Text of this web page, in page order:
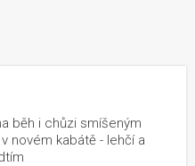
běh i chůzi smíšeným
novém kabátě - lehčí a